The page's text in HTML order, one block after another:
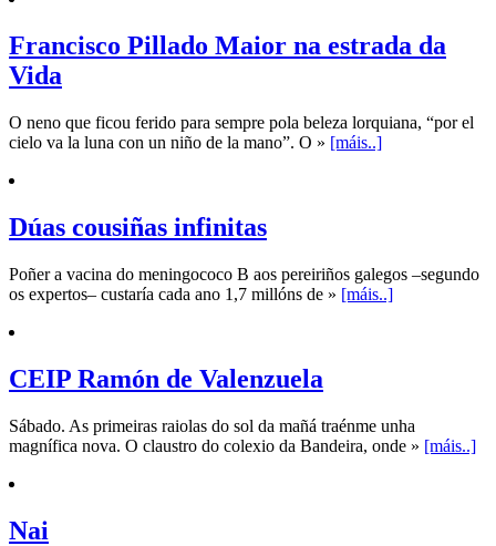
Francisco Pillado Maior na estrada da
Vida
O neno que ficou ferido para sempre pola beleza lorquiana, “por el
cielo va la luna con un niño de la mano”. O » [máis..]
Dúas cousiñas infinitas
Poñer a vacina do meningococo B aos pereiriños galegos –segundo
os expertos– custaría cada ano 1,7 millóns de » [máis..]
CEIP Ramón de Valenzuela
Sábado. As primeiras raiolas do sol da mañá traénme unha
magnífica nova. O claustro do colexio da Bandeira, onde » [máis..]
Nai